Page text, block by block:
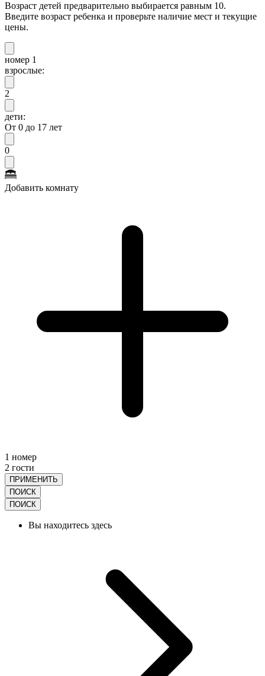
Возраст детей предварительно выбирается равным 10.
Введите возраст ребенка и проверьте наличие мест и текущие
цены.
номер 1
взрослые:
2
дети:
От 0 до 17 лет
0
Добавить комнату
1 номер
2 гости
ПРИМЕНИТЬ
ПОИСК
ПОИСК
Вы находитесь здесь